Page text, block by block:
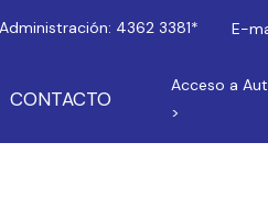
Administración: 4362 3381* E-
CONTACTO
Acceso a
>